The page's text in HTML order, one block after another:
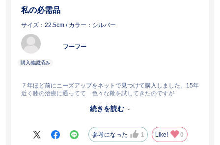
私の必需品
サイズ：22.5cm / カラー：シルバー
フーフー
７年ほど前にニーズアップをネットで見つけて購入しました。15年
近く膝の治療に通ってて 色々な靴を試してきたのですが
３足程をローテーションしながら 毎日使っています。
続きを読む
参考になった 1 Like! 0